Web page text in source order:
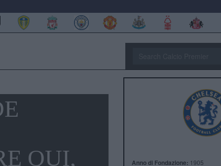
QUI,
Anno di Fondazione: 1905